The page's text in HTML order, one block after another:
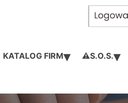
KATALOG FIRM▾ ⚠️S.O.S.▾